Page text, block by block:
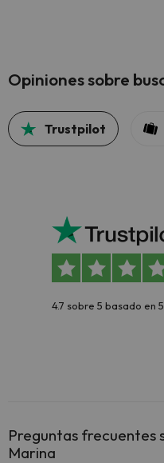
Opiniones sobre
Trustpilot
4.7 sobre 5 basado en
Preguntas frecuentes
Marina